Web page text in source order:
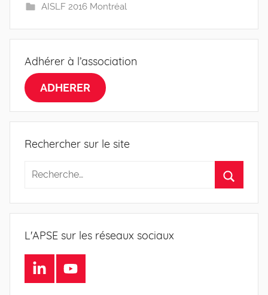
AISLF 2016 Montréal
Adhérer à l’association
ADHERER
Rechercher sur le site
L'APSE sur les réseaux sociaux
LinkedInYoutube